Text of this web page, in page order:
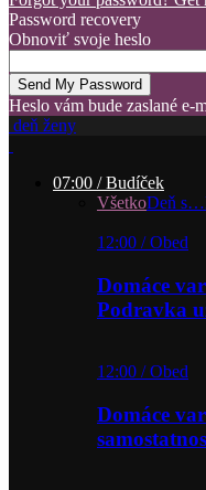
Password recovery
Obnoviť svoje heslo
Heslo vám bude zaslané e-
deň ženy
07:00 / Budíček
VšetkoDeň s…
12:00 / Obed
Domáce
Podravka
12:00 / Obed
Domáce